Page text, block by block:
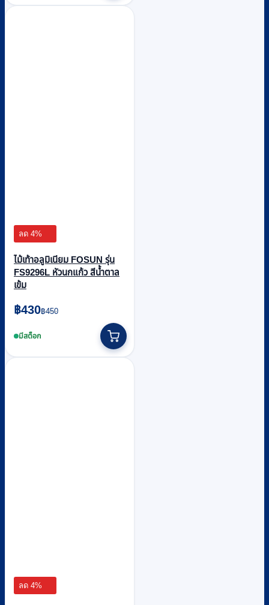
ลด 4%
ไม้เท้าอลูมิเนียม FOSUN รุ่น
FS9296L หัวนกแก้ว สีน้ำตาล
เข้ม
฿450
Original
was:
฿430
Current
is:มีสต็อก
ลด 4%